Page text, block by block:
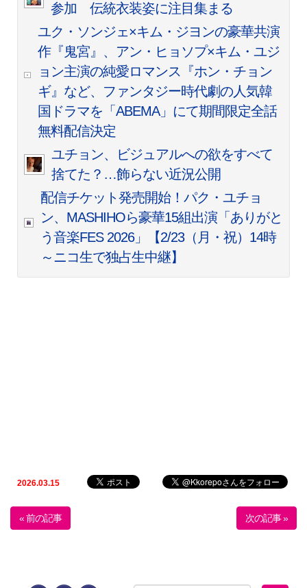
参加 伝統衣装姿に注目集まる
ユク・ソンジェ×キム・ジヨンの豪華共演
作『鬼宮』、アン・ヒョソプ×キム・ユジ
ョン主演の純愛ロマンス『ホン・チョン
ギ』など、ファンタジー時代劇の人気韓
国ドラマを「ABEMA」にて期間限定全話
無料配信決定
ユチョン、ビジュアルへの欲をすべて
捨てた？…飾らない近況公開
配信チケット発売開始！パク・ユチョ
ン、MASHIHOら豪華15組出演「ありがと
う音楽FES 2026」【2/23（月・祝）14時
～ニコ生で独占生中継】
2026.03.15
« 前の記事 次の記事 »